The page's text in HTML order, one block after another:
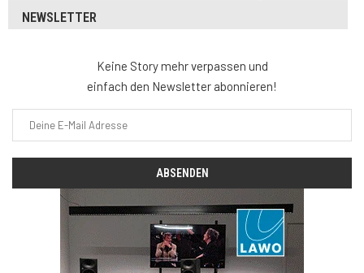
NEWSLETTER
Keine Story mehr verpassen und
einfach den Newsletter abonnieren!